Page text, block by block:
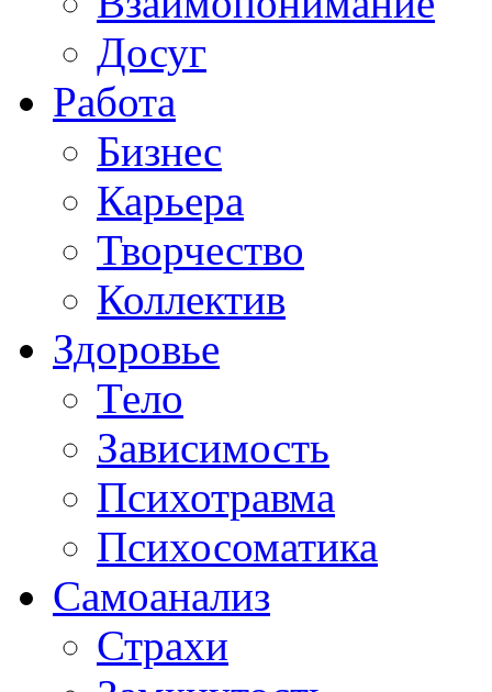
Досуг
Работа
Бизнес
Карьера
Творчество
Коллектив
Здоровье
Тело
Зависимость
Психотравма
Психосоматика
Самоанализ
Страхи